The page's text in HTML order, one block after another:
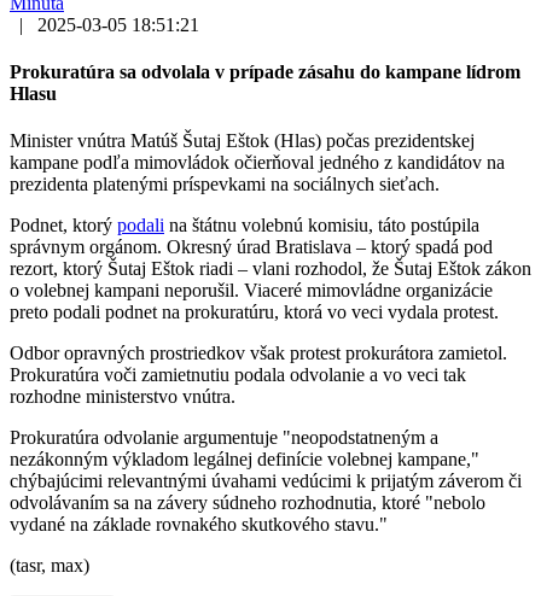
|
2025-03-05 18:51:21
Prokuratúra sa odvolala v prípade zásahu do kampane lídrom
Hlasu
Minister vnútra Matúš Šutaj Eštok (Hlas) počas prezidentskej
kampane podľa mimovládok očierňoval jedného z kandidátov na
prezidenta platenými príspevkami na sociálnych sieťach.
Podnet, ktorý podali na štátnu volebnú komisiu, táto postúpila
správnym orgánom. Okresný úrad Bratislava – ktorý spadá pod
rezort, ktorý Šutaj Eštok riadi – vlani rozhodol, že Šutaj Eštok zákon
o volebnej kampani neporušil. Viaceré mimovládne organizácie
preto podali podnet na prokuratúru, ktorá vo veci vydala protest.
Odbor opravných prostriedkov však protest prokurátora zamietol.
Prokuratúra voči zamietnutiu podala odvolanie a vo veci tak
rozhodne ministerstvo vnútra.
Prokuratúra odvolanie argumentuje "neopodstatneným a
nezákonným výkladom legálnej definície volebnej kampane,"
chýbajúcimi relevantnými úvahami vedúcimi k prijatým záverom či
odvolávaním sa na závery súdneho rozhodnutia, ktoré "nebolo
vydané na základe rovnakého skutkového stavu."
(tasr, max)